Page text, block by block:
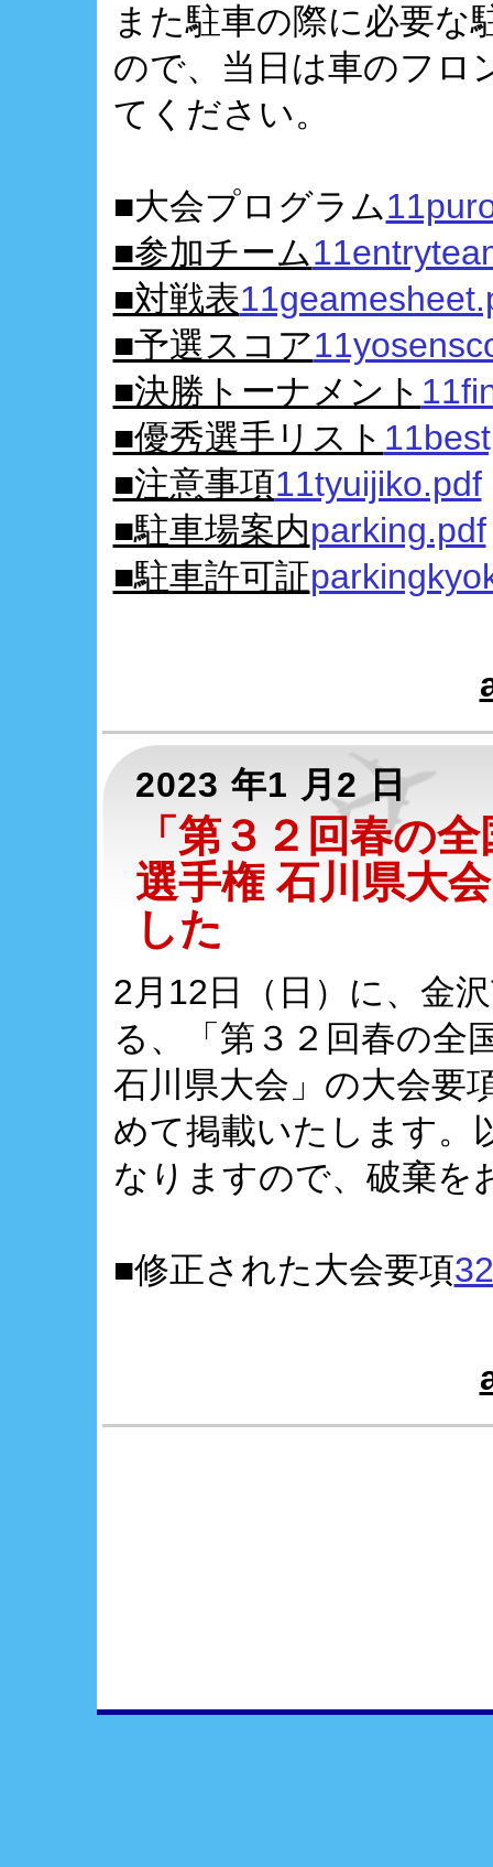
また駐車の際に必要な
ので、当日は車のフロ
てください。
■大会プログラム
■参加チーム
■対戦表
■予選スコア
■決勝トーナメント
■優秀選手リスト
■注意事項11tyuijiko.pdf
■駐車場案内parking.pdf
■駐車許可証
2023 年1 月2 日
「第３２回春の
選手権 石川県大
した
2月12日（日）に、金
る、「第３２回春の全
石川県大会」の大会要
めて掲載いたします。
なりますので、破棄を
■修正された大会要項